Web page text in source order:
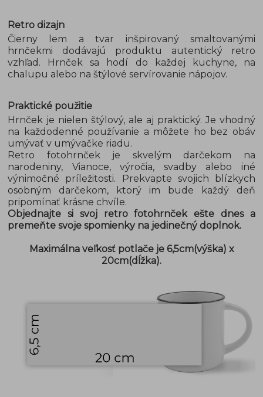
Retro dizajn
Čierny lem a tvar inšpirovaný smaltovanými
hrnčekmi dodávajú produktu autentický retro
vzhľad. Hrnček sa hodí do každej kuchyne, na
chalupu alebo na štýlové servírovanie nápojov.
Praktické použitie
Hrnček je nielen štýlový, ale aj praktický. Je vhodný
na každodenné používanie a môžete ho bez obáv
umývať v umývačke riadu.
Retro fotohrnček je skvelým darčekom na
narodeniny, Vianoce, výročia, svadby alebo iné
výnimočné príležitosti. Prekvapte svojich blízkych
osobným darčekom, ktorý im bude každý deň
pripomínať krásne chvíle.
Objednajte si svoj retro fotohrnček ešte dnes a
premeňte svoje spomienky na jedinečný doplnok.
Maximálna veľkosť potlače je 6,5cm(výška) x
20cm(dĺžka).